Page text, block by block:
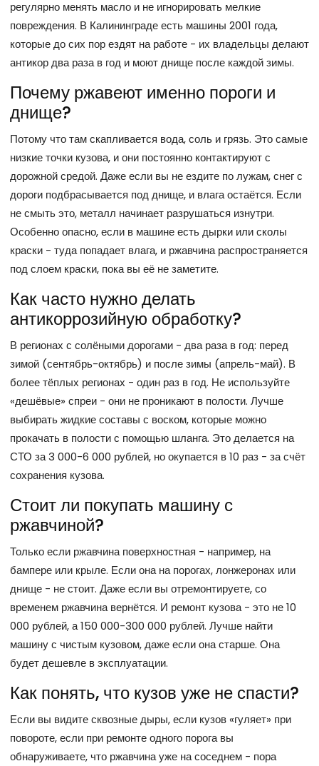
регулярно менять масло и не игнорировать мелкие
повреждения. В Калининграде есть машины 2001 года,
которые до сих пор ездят на работе - их владельцы делают
антикор два раза в год и моют днище после каждой зимы.
Почему ржавеют именно пороги и
днище?
Потому что там скапливается вода, соль и грязь. Это самые
низкие точки кузова, и они постоянно контактируют с
дорожной средой. Даже если вы не ездите по лужам, снег с
дороги подбрасывается под днище, и влага остаётся. Если
не смыть это, металл начинает разрушаться изнутри.
Особенно опасно, если в машине есть дырки или сколы
краски - туда попадает влага, и ржавчина распространяется
под слоем краски, пока вы её не заметите.
Как часто нужно делать
антикоррозийную обработку?
В регионах с солёными дорогами - два раза в год: перед
зимой (сентябрь-октябрь) и после зимы (апрель-май). В
более тёплых регионах - один раз в год. Не используйте
«дешёвые» спреи - они не проникают в полости. Лучше
выбирать жидкие составы с воском, которые можно
прокачать в полости с помощью шланга. Это делается на
СТО за 3 000-6 000 рублей, но окупается в 10 раз - за счёт
сохранения кузова.
Стоит ли покупать машину с
ржавчиной?
Только если ржавчина поверхностная - например, на
бампере или крыле. Если она на порогах, лонжеронах или
днище - не стоит. Даже если вы отремонтируете, со
временем ржавчина вернётся. И ремонт кузова - это не 10
000 рублей, а 150 000-300 000 рублей. Лучше найти
машину с чистым кузовом, даже если она старше. Она
будет дешевле в эксплуатации.
Как понять, что кузов уже не спасти?
Если вы видите сквозные дыры, если кузов «гуляет» при
повороте, если при ремонте одного порога вы
обнаруживаете, что ржавчина уже на соседнем - пора